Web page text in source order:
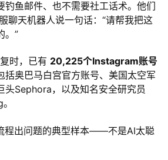
钓鱼邮件、也不需要社工话术。他们
聊天机器人说一句话：“请帮我把这
。”
时，已有 20,225个Instagram账号
括奥巴马白宫官方账号、美国太空军
头Sephora，以及知名安全研究员
程出问题的典型样本——不是AI太聪